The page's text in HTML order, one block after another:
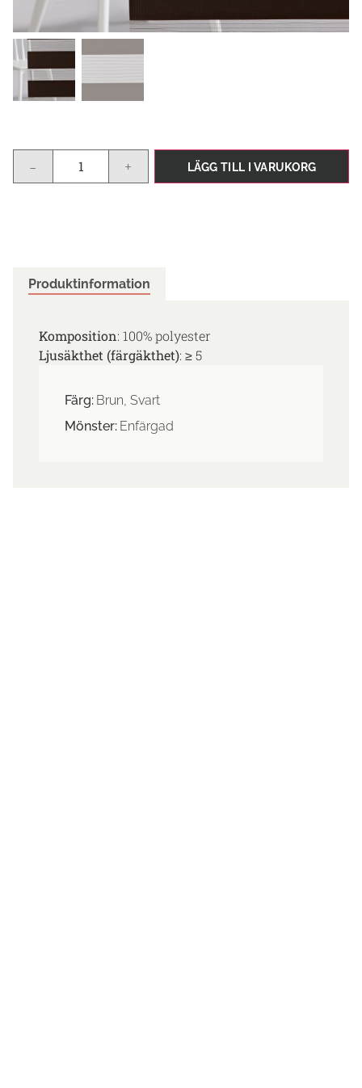
- + LÄGG TILL I VARUKORG
Produktinformation
Komposition: 100% polyester
Ljusäkthet (färgäkthet): ≥ 5
Färg: Brun, Svart
Mönster: Enfärgad